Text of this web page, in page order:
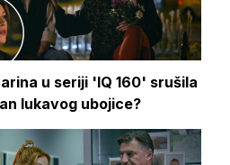
u seriji 'IQ 160' srušila
lukavog ubojice?